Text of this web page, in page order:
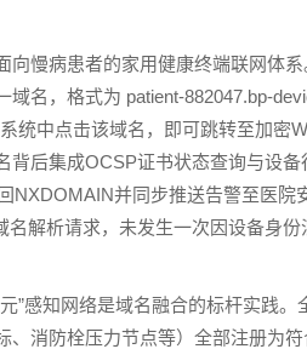
慢病患者的家用健康终端联网体
名，格式为 patient-882047.bp-
统中点击该域名，即可跳转至加密
后集成OCSP证书状态查询与设
NXDOMAIN并同步推送告警至医院
解析请求，未发生一次因设备身
”感知网络是域名融合的标杆实践。
消防栓压力节点等）全部注册为